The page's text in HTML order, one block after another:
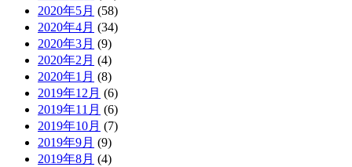
2020年5月 (58)
2020年4月 (34)
2020年3月 (9)
2020年2月 (4)
2020年1月 (8)
2019年12月 (6)
2019年11月 (6)
2019年10月 (7)
2019年9月 (9)
2019年8月 (4)